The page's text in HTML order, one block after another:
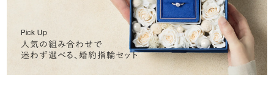
Pick Up
人気の組み合わせで
迷わず選べる、婚約指輪セット